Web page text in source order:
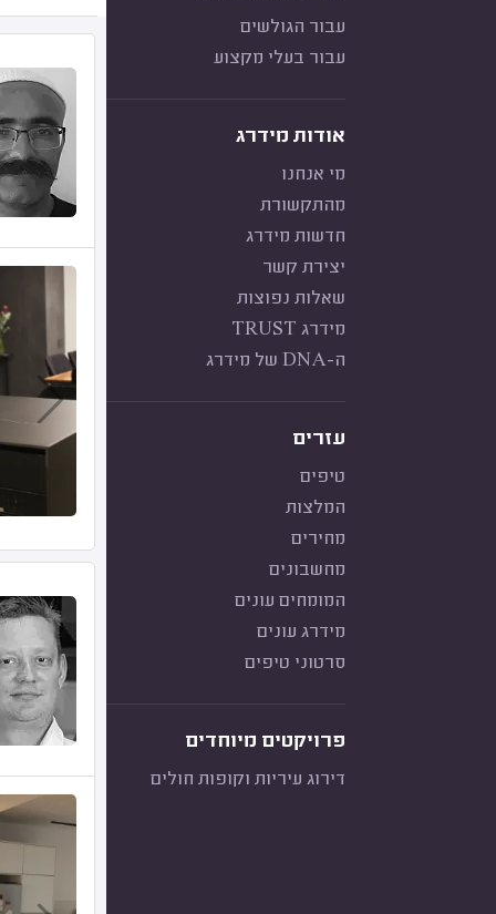
עבור הגולשים
עבור בעלי מקצוע
אודות מידרג
מי אנחנו
מהתקשורת
חדשות מידרג
יצירת קשר
שאלות נפוצות
מידרג TRUST
ה-DNA של מידרג
עזרים
טיפים
המלצות
מחירים
מחשבונים
המומחים עונים
מידרג עונים
סרטוני טיפים
פרויקטים מיוחדים
דירוג עיריות וקופות חולים